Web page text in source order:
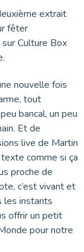
extrait
fêter
Culture Box
nouvelle fois
tout
bancal, un peu
Et de
live de Martin
comme si ça
proche de
c’est vivant et
les instants
offrir un petit
pour notre